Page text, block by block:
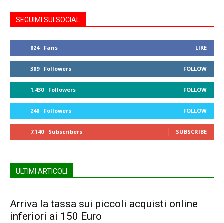
SEGUIMI SUI SOCIAL
824 Fans LIKE
389 Followers FOLLOW
1,430 Followers FOLLOW
248 Followers FOLLOW
7,140 Subscribers SUBSCRIBE
ULTIMI ARTICOLI
Arriva la tassa sui piccoli acquisti online
inferiori ai 150 Euro